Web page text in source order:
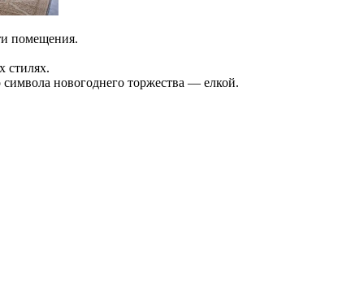
помещения.
стилях.
новогоднего торжества — елкой.